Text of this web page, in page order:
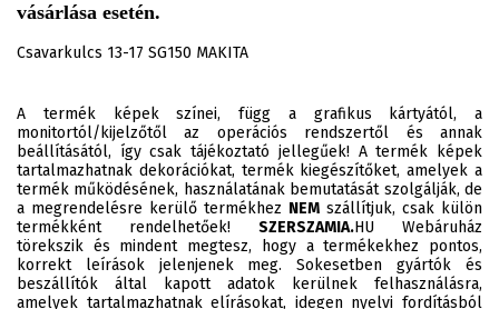
vásárlása esetén.
Csavarkulcs 13-17 SG150 MAKITA
A termék képek színei, függ a grafikus kártyától, a
monitortól/kijelzőtől az operációs rendszertől és annak
beállításától, így csak tájékoztató jellegűek! A termék képek
tartalmazhatnak dekorációkat, termék kiegészítőket, amelyek a
termék működésének, használatának bemutatását szolgálják, de
a megrendelésre kerülő termékhez NEM szállítjuk, csak külön
termékként rendelhetőek! SZERSZAMIA.HU Webáruház
törekszik és mindent megtesz, hogy a termékekhez pontos,
korrekt leírások jelenjenek meg. Sokesetben gyártók és
beszállítók által kapott adatok kerülnek felhasználásra,
amelyek tartalmazhatnak elírásokat, idegen nyelvi fordításból